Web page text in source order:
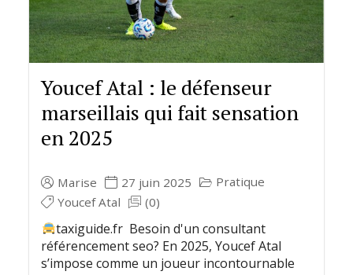
Youcef Atal : le défenseur
marseillais qui fait sensation
en 2025
Marise 27 juin 2025
Pratique
Youcef Atal
(0)
taxiguide.fr Besoin d'un consultant
référencement seo? En 2025, Youcef Atal
s’impose comme un joueur incontournable